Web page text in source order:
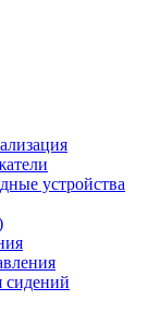
устройства
сидений